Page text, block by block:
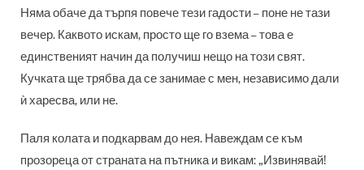
Няма обаче да търпя повече тези гадости – поне не тази
вечер. Каквото искам, просто ще го взема – това е
единственият начин да получиш нещо на този свят.
Кучката ще трябва да се занимае с мен, независимо дали
ѝ харесва, или не.
Паля колата и подкарвам до нея. Навеждам се към
прозореца от страната на пътника и викам: „Извинявай!